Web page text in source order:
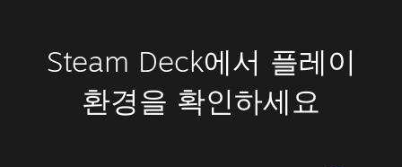
Steam Deck에서 플레이
환경을 확인하세요